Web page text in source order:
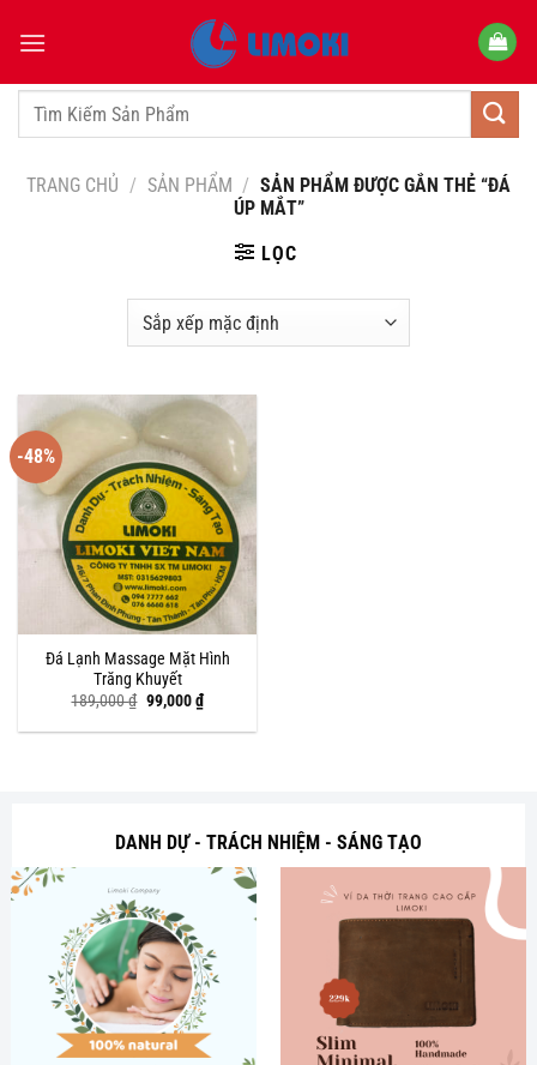
qua
dungTìm
TRANG CHỦ / SẢN PHẨM / SẢN PHẨM ĐƯỢC GẮN THẺ “ĐÁ
ÚP MẮT”
LỌC
-48%
Đá Lạnh Massage Mặt Hình
Trăng Khuyết
189,000₫ Giá
gốc
là:
99,000₫Giá
hiện
tại
DANH DỰ - TRÁCH NHIỆM - SÁNG TẠO